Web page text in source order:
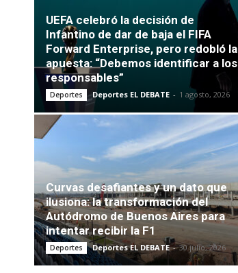
UEFA celebró la decisión de
Infantino de dar de baja el FIFA
Forward Enterprise, pero redobló la
apuesta: “Debemos identificar a los
responsables”
Deportes Deportes EL DEBATE - 1 agosto, 2026
Curvas desafiantes y un dato que
ilusiona: la transformación del
Autódromo de Buenos Aires para
intentar recibir la F1
Deportes Deportes EL DEBATE - 30 julio, 2026